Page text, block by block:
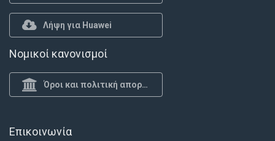
Λήψη για Huawei
Νομικοί κανονισμοί
Όροι και πολιτική απορρήτου
Επικοινωνία